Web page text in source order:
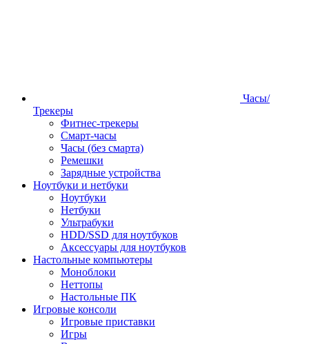
Часы/
Трекеры
Фитнес-трекеры
Смарт-часы
Часы (без смарта)
Ремешки
Зарядные устройства
Ноутбуки и нетбуки
Ноутбуки
Нетбуки
Ультрабуки
HDD/SSD для ноутбуков
Аксессуары для ноутбуков
Настольные компьютеры
Моноблоки
Неттопы
Настольные ПК
Игровые консоли
Игровые приставки
Игры